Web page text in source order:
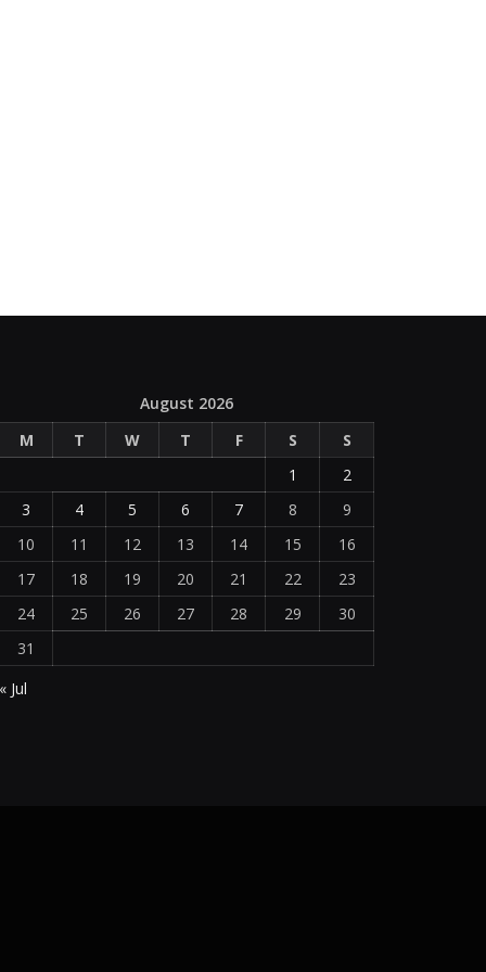
August 2026
M
T W T F S
S
1
2
3
4 5 6 7 8
9
10
11 12 13 14 15
16
17
18 19 20 21 22
23
24
25 26 27 28 29
30
31
« Jul